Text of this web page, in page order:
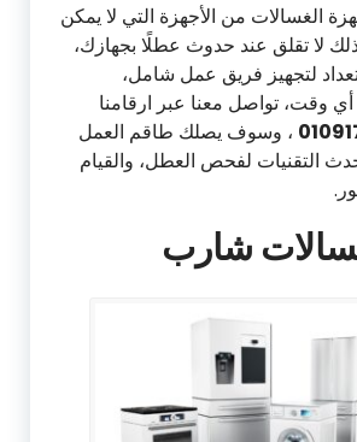
الغسالات من الأجهزة التي لا يمكن
لا تقلق عند حدوث عطلًا بجهازك،
لتجهيز فريق عمل شامل،
وقت، تواصل معنا عبر ارقامنا
، وسوف يصلك طاقم العمل
التقنيات لفحص العطل، والقيام
شارب